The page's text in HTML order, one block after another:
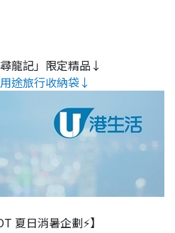
龍記」限定精品↓
途旅行收納袋↓
夏日消暑企劃⚡】